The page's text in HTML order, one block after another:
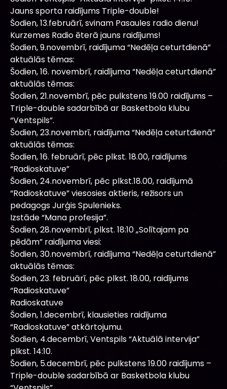
Jauns sporta raidījums Triple-double!
Šodien, 13.februārī, svinam Pasaules radio dienu!
Kurzemes Radio ēterā jauns raidījums!
Šodien, 9.novembrī, raidījuma “Nedēļa ceturtdienā”
aktuālās tēmas:
Šodien, 16. novembrī, raidījuma “Nedēļa ceturtdienā”
aktuālās tēmas:
Šodien, 21.novembrī, pēc pulkstens 19.00 raidījums –
Triple-double sadarbībā ar Basketbola klubu
“Ventspils”.
Šodien, 23.novembrī, raidījuma “Nedēļa ceturtdienā”
aktuālās tēmas:
Šodien, 16. februārī, pēc plkst. 18.00, raidījums
“Radioskatuve”
Šodien, 24.novembrī, pēc plkst.18.00, raidījumā
“Radioskatuve” viesosies aktieris, režisors un
pedagogs Jurģis Spulenieks.
Izstāde “Mana profesija”.
Šodien, 28.novembrī, plkst. 18:10 „Solītajam pa
pēdām” raidījuma viesi:
Šodien, 30.novembrī, raidījuma “Nedēļa ceturtdienā”
aktuālās tēmas:
Šodien, 23. februārī, pēc plkst. 18.00, raidījums
“Radioskatuve”
Radioskatuve
Šodien, 1.decembrī, klausieties raidījuma
“Radioskatuve” atkārtojumu.
Šodien, 4.decembrī, Ventspils “Aktuālā intervija”
plkst. 14:10.
Šodien, 5.decembrī, pēc pulkstens 19.00 raidījums –
Triple-double sadarbībā ar Basketbola klubu